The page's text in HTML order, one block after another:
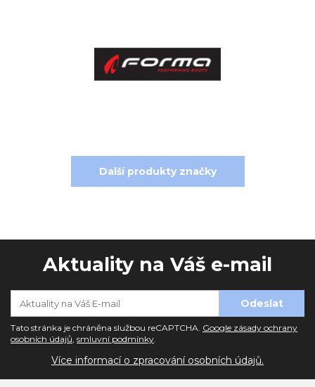
Další produkty značky
Aktuality na Váš e-mail
Tato stránka je chráněna službou reCAPTCHA. Google zásady ochrany
osobních údajů, smluvní podmínky.
Více informací o zpracování osobních údajů.